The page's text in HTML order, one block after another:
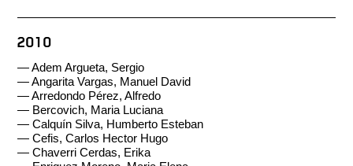
2010
— Adem Argueta, Sergio
— Angarita Vargas, Manuel David
— Arredondo Pérez, Alfredo
— Bercovich, Maria Luciana
— Calquín Silva, Humberto Esteban
— Cefis, Carlos Hector Hugo
— Chaverri Cerdas, Erika